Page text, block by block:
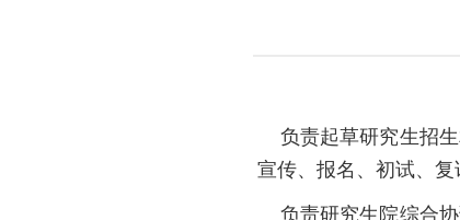
负责起草研究生招生
宣传、报名、初试、复
负责研究生院综合协